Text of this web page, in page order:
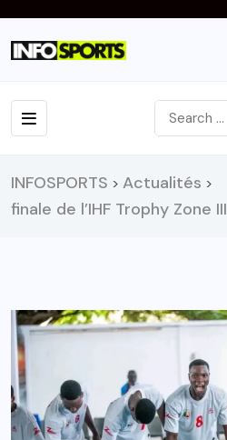
INFOSPORTS > Actualités >
finale de l’IHF Trophy Zone III